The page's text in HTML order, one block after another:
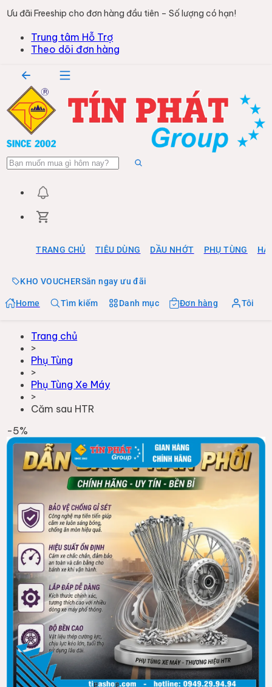
Ưu đãi Freeship cho đơn hàng đầu tiên – Số lượng có hạn!
Trung tâm Hỗ Trợ
Theo dõi đơn hàng
TRANG CHỦ TIÊU DÙNG DẦU NHỚT PHỤ TÙNG
KHO VOUCHERSăn ngay ưu đãi
Home Tìm kiếm Danh mục Đơn hàng Tôi
Trang chủ
>
Phụ Tùng
>
Phụ Tùng Xe Máy
>
Căm sau HTR
-5%